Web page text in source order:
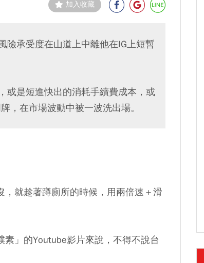
加入收藏
險承受度在山道上中離他在IG上短暫
或是短進快出的消耗手續費成本，或
，在市場波動中被一波洗出場。
就趁著蹲廁所的時候，用兩倍速＋滑
」的Youtube影片來說，不得不說台